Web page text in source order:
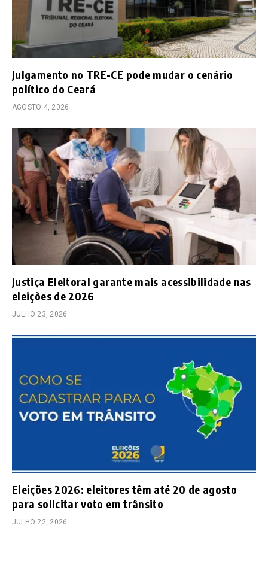
Julgamento no TRE-CE pode mudar o cenário
político do Ceará
AGOSTO 4, 2026
Justiça Eleitoral garante mais acessibilidade nas
eleições de 2026
JULHO 23, 2026
Eleições 2026: eleitores têm até 20 de agosto
para solicitar voto em trânsito
JULHO 22, 2026